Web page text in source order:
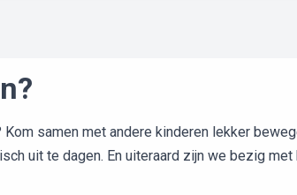
samen met andere kinderen lekker
uit te dagen. En uiteraard zijn we bezig met